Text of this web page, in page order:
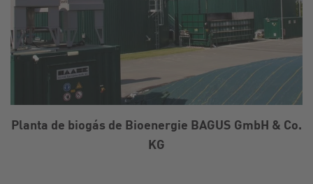
Planta de biogás de Bioenergie BAGUS GmbH & Co.
KG